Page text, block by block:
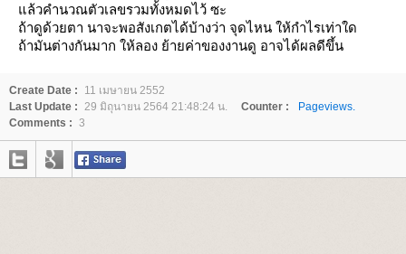
ล้วคำนวณตัวเลขรวมทั้งหมดไว้ ซะ
ถ้าดูด้วยตา นาจะพอสังเกตได้บ้างว่า จุดไหน ให้กำไรเท่าใด
ถ้ามันต่างกันมาก ให้ลอง ย้ายค่าของงานดู อาจได้ผลดีขึ้น
Create Date :
11 เมษายน 2552
Last Update :
29 มิถุนายน 2564 21:48:24 น. Counter :
Pageviews.
Comments : 3